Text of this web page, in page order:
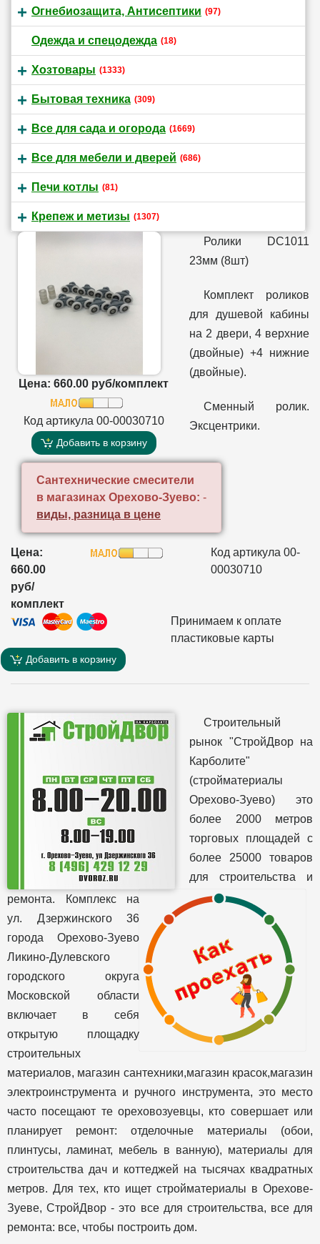
Огнебиозащита, Антисептики (97)
Одежда и спецодежда (18)
Хозтовары (1333)
Бытовая техника (309)
Все для сада и огорода (1669)
Все для мебели и дверей (686)
Печи котлы (81)
Крепеж и метизы (1307)
Цена: 660.00 руб/комплект
Код артикула 00-00030710
Добавить в корзину
Ролики DC1011
23мм (8шт)
Комплект роликов
для душевой кабины
на 2 двери, 4 верхние
(двойные) +4 нижние
(двойные).
Сменный ролик.
Эксцентрики.
Сантехнические смесители
в магазинах Орехово-Зуево: -
виды, разница в цене
Цена:
660.00
руб/
комплект
Код артикула 00-
00030710
Принимаем к оплате
пластиковые карты
Добавить в корзину
Строительный
рынок "СтройДвор на
Карболите"
(стройматериалы
Орехово-Зуево) это
более 2000 метров
торговых площадей с
более 25000 товаров
для строительства и
ремонта. Комплекс на
ул. Дзержинского 36
города Орехово-Зуево
Ликино-Дулевского
городского округа
Московской области
включает в себя
открытую площадку
строительных
материалов, магазин сантехники,магазин красок,магазин
электроинструмента и ручного инструмента, это место
часто посещают те ореховозуевцы, кто совершает или
планирует ремонт: отделочные материалы (обои,
плинтусы, ламинат, мебель в ванную), материалы для
строительства дач и коттеджей на тысячах квадратных
метров. Для тех, кто ищет стройматериалы в Орехове-
Зуеве, СтройДвор - это все для строительства, все для
ремонта: все, чтобы построить дом.